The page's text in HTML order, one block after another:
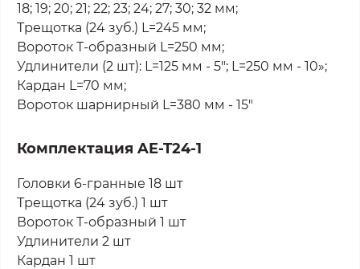
18; 19; 20; 21; 22; 23; 24; 27; 30; 32 мм;
Трещотка (24 зуб.) L=245 мм;
Вороток Т-образный L=250 мм;
Удлинители (2 шт): L=125 мм - 5"; L=250 мм - 10»;
Кардан L=70 мм;
Вороток шарнирный L=380 мм - 15″
Комплектация AE-T24-1
Головки 6-гранные 18 шт
Трещотка (24 зуб.) 1 шт
Вороток Т-образный 1 шт
Удлинители 2 шт
Кардан 1 шт